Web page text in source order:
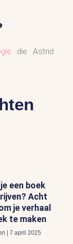
die Astrid
een boek
Acht
je verhaal
te maken
7 april 2025